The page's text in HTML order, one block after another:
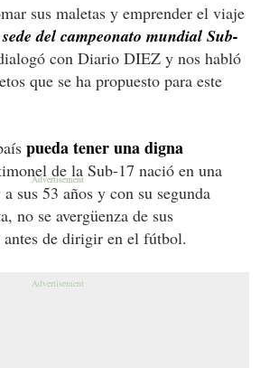
sus maletas y emprender el viaje
sede del campeonato mundial Sub-
con Diario DIEZ y nos habló
que se ha propuesto para este
pueda tener una digna
de la Sub-17 nació en una
sus 53 años y con su segunda
no se avergüenza de sus
de dirigir en el fútbol.